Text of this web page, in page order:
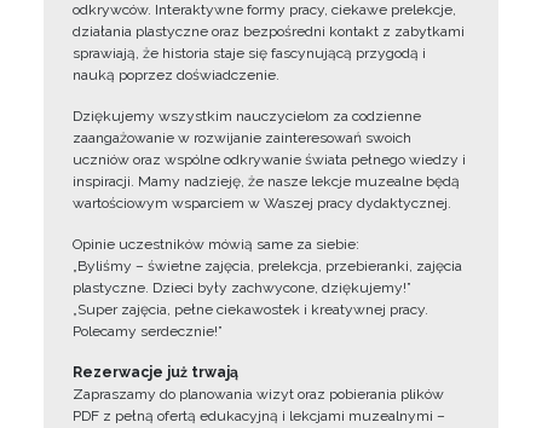
odkrywców. Interaktywne formy pracy, ciekawe prelekcje,
działania plastyczne oraz bezpośredni kontakt z zabytkami
sprawiają, że historia staje się fascynującą przygodą i
nauką poprzez doświadczenie.
Dziękujemy wszystkim nauczycielom za codzienne
zaangażowanie w rozwijanie zainteresowań swoich
uczniów oraz wspólne odkrywanie świata pełnego wiedzy i
inspiracji. Mamy nadzieję, że nasze lekcje muzealne będą
wartościowym wsparciem w Waszej pracy dydaktycznej.
Opinie uczestników mówią same za siebie:
„Byliśmy – świetne zajęcia, prelekcja, przebieranki, zajęcia
plastyczne. Dzieci były zachwycone, dziękujemy!”
„Super zajęcia, pełne ciekawostek i kreatywnej pracy.
Polecamy serdecznie!”
Rezerwacje już trwają
Zapraszamy do planowania wizyt oraz pobierania plików
PDF z pełną ofertą edukacyjną i lekcjami muzealnymi –